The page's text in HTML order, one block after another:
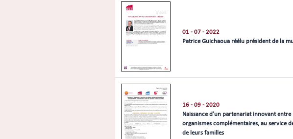
01 - 07 - 2022
Patrice Guichaoua réélu président de la
16 - 09 - 2020
Naissance d’un partenariat innovant
organismes complémentaires, au service
de leurs familles